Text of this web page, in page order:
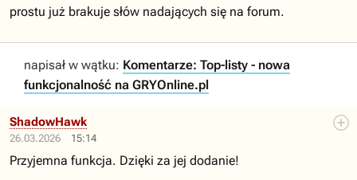
prostu już brakuje słów nadających się na forum.
napisał w wątku: Komentarze: Top-listy - nowa
funkcjonalność na GRYOnline.pl
26.03.2026 15:14
ShadowHawk
Przyjemna funkcja. Dzięki za jej dodanie!